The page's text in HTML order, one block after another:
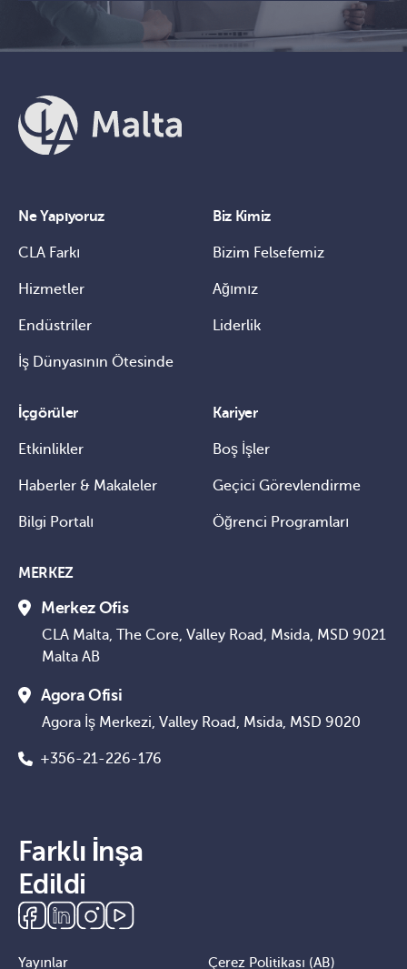
Ne Yapıyoruz
CLA Farkı
Hizmetler
Endüstriler
İş Dünyasının Ötesinde
Biz Kimiz
Bizim Felsefemiz
Ağımız
Liderlik
İçgörüler
Etkinlikler
Haberler & Makaleler
Bilgi Portalı
Kariyer
Boş İşler
Geçici Görevlendirme
Öğrenci Programları
MERKEZ
Merkez Ofis
CLA Malta, The Core, Valley Road, Msida, MSD 9021
Malta AB
Agora Ofisi
Agora İş Merkezi, Valley Road, Msida, MSD 9020
+356-21-226-176
Farklı İnşa
Edildi
Yayınlar Çerez Politikası (AB)